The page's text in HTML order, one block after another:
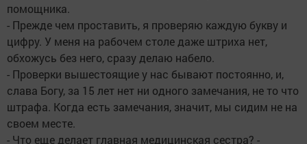
помощника.
- Прежде чем проставить, я проверяю каждую букву и
цифру. У меня на рабочем столе даже штриха нет,
обхожусь без него, сразу делаю набело.
- Проверки вышестоящие у нас бывают постоянно, и,
слава Богу, за 15 лет нет ни одного замечания, не то что
штрафа. Когда есть замечания, значит, мы сидим не на
своем месте.
- Что еще делает главная медицинская сестра? -